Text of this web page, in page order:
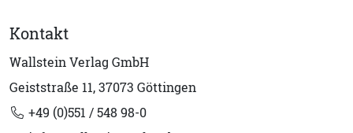
Kontakt
Wallstein Verlag GmbH
Geiststraße 11, 37073 Göttingen
+49 (0)551 / 548 98-0